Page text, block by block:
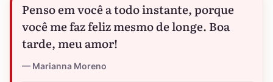
Penso em você a todo instante, porque
você me faz feliz mesmo de longe. Boa
tarde, meu amor!
Marianna Moreno